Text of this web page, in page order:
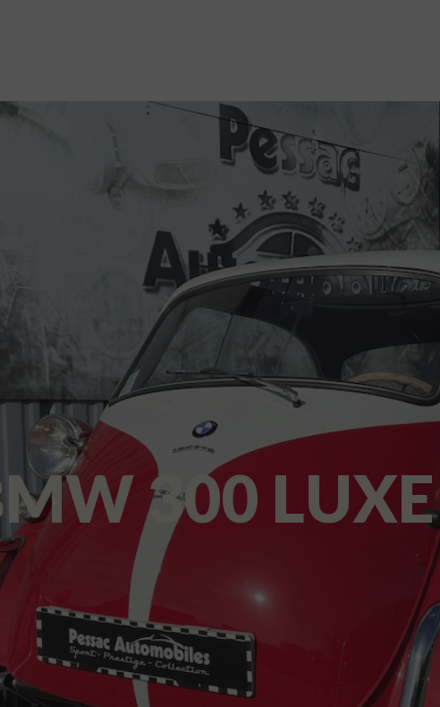
300 LUXE